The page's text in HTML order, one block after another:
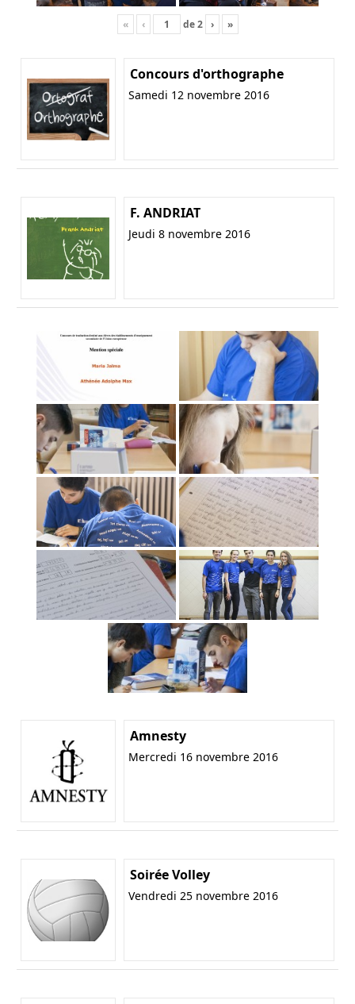
« ‹ de2 › »
Concours d'orthographe
Samedi 12 novembre 2016
F. ANDRIAT
Jeudi 8 novembre 2016
Amnesty
Mercredi 16 novembre 2016
Soirée Volley
Vendredi 25 novembre 2016